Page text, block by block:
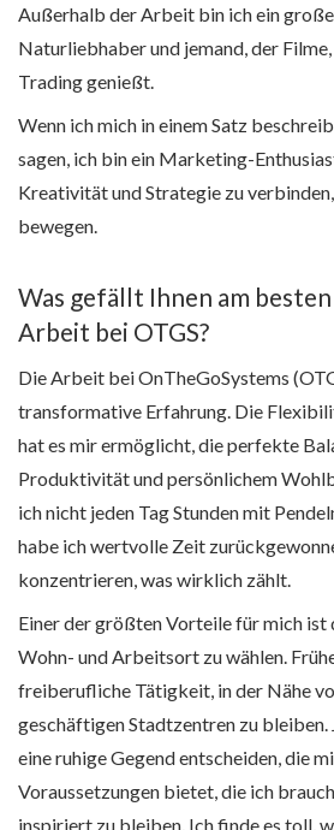
Außerhalb der Arbeit bin ich ein
Naturliebhaber und jemand, der
Trading genießt.
Wenn ich mich in einem Satz
sagen, ich bin ein Marketing-
Kreativität und Strategie zu
bewegen.
Was gefällt Ihnen am
Arbeit bei OTGS?
Die Arbeit bei OnTheGoSystems
transformative Erfahrung. Die
hat es mir ermöglicht, die perfekte
Produktivität und persönlichem
ich nicht jeden Tag Stunden mit
habe ich wertvolle Zeit
konzentrieren, was wirklich zählt.
Einer der größten Vorteile für mich ist
Wohn- und Arbeitsort zu wählen.
freiberufliche Tätigkeit, in der Nähe
geschäftigen Stadtzentren zu
eine ruhige Gegend entscheiden, die
Voraussetzungen bietet, die ich
inspiriert zu bleiben. Ich finde es toll,